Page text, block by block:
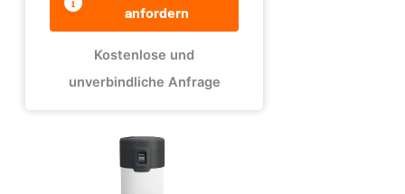
anfordern
Kostenlose und
unverbindliche Anfrage